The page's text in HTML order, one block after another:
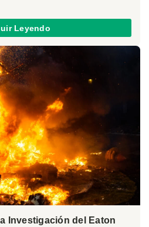
Leyendo
Investigación del Eaton